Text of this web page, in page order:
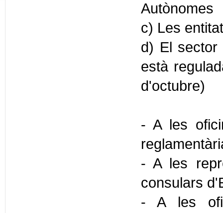
Autònomes
c) Les
d) El sector
està
d'octubre)
- A les
- A les
consulars
- A les